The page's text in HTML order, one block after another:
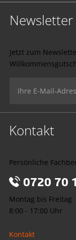
Newsletter
Jetzt zum
Kontakt
Persönliche
0720 70
Montag bis Freitag
8:00 - 17:00 Uhr
Kontakt